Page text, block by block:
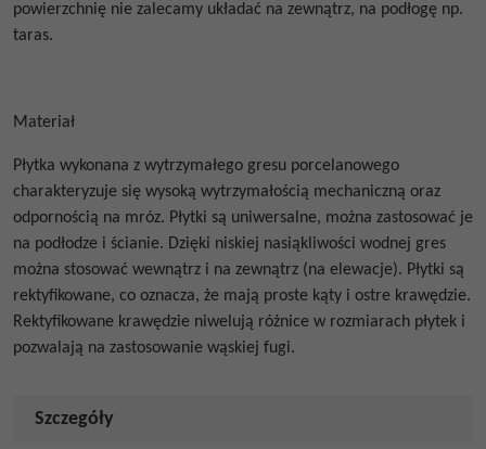
powierzchnię nie zalecamy układać na zewnątrz, na podłogę np.
taras.
Materiał
Płytka wykonana z wytrzymałego gresu porcelanowego
charakteryzuje się wysoką wytrzymałością mechaniczną oraz
odpornością na mróz. Płytki są uniwersalne, można zastosować je
na podłodze i ścianie. Dzięki niskiej nasiąkliwości wodnej gres
można stosować wewnątrz i na zewnątrz (na elewacje). Płytki są
rektyfikowane, co oznacza, że mają proste kąty i ostre krawędzie.
Rektyfikowane krawędzie niwelują różnice w rozmiarach płytek i
pozwalają na zastosowanie wąskiej fugi.
Szczegóły